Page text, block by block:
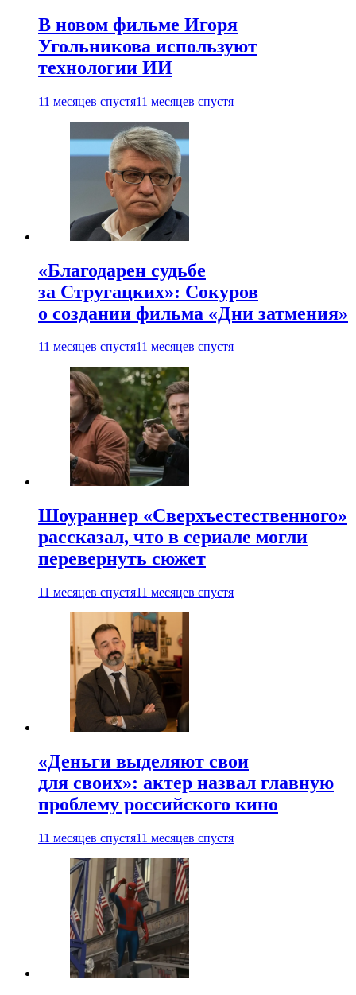
В новом фильме Игоря
Угольникова используют
технологии ИИ
11 месяцев спустя11 месяцев спустя
«Благодарен судьбе
за Стругацких»: Сокуров
о создании фильма «Дни затмения»
11 месяцев спустя11 месяцев спустя
Шоураннер «Сверхъестественного»
рассказал, что в сериале могли
перевернуть сюжет
11 месяцев спустя11 месяцев спустя
«Деньги выделяют свои
для своих»: актер назвал главную
проблему российского кино
11 месяцев спустя11 месяцев спустя